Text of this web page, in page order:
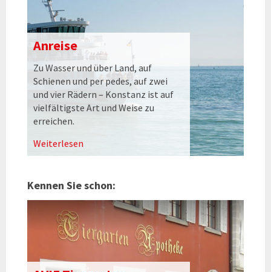
Anreise
Zu Wasser und über Land, auf
Schienen und per pedes, auf zwei
und vier Rädern – Konstanz ist auf
vielfältigste Art und Weise zu
erreichen.
Weiterlesen
Kennen Sie schon: